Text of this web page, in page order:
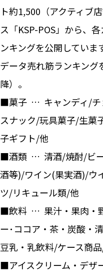
ト約1,500（アクティブ
ス「KSP-POS」から、
ンキングを公開していま
データ売れ筋ランキン
降）。
■菓子 … キャンディ/チ
スナック/玩具菓子/生菓
子ギフト/他
■酒類 … 清酒/焼酎/ビー
酒等)/ワイン(果実酒)/ウ
ツ/リキュール類/他
■飲料 … 果汁・果肉・
ー･ココア・茶・炭酸・
豆乳・乳飲料/ケース商
■アイスクリーム・デ